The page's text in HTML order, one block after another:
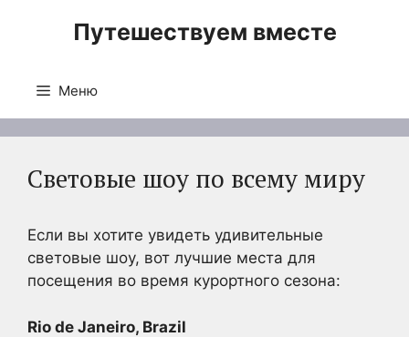
Путешествуем вместе
Меню
Световые шоу по всему миру
Если вы хотите увидеть удивительные
световые шоу, вот лучшие места для
посещения во время курортного сезона:
Rio de Janeiro, Brazil